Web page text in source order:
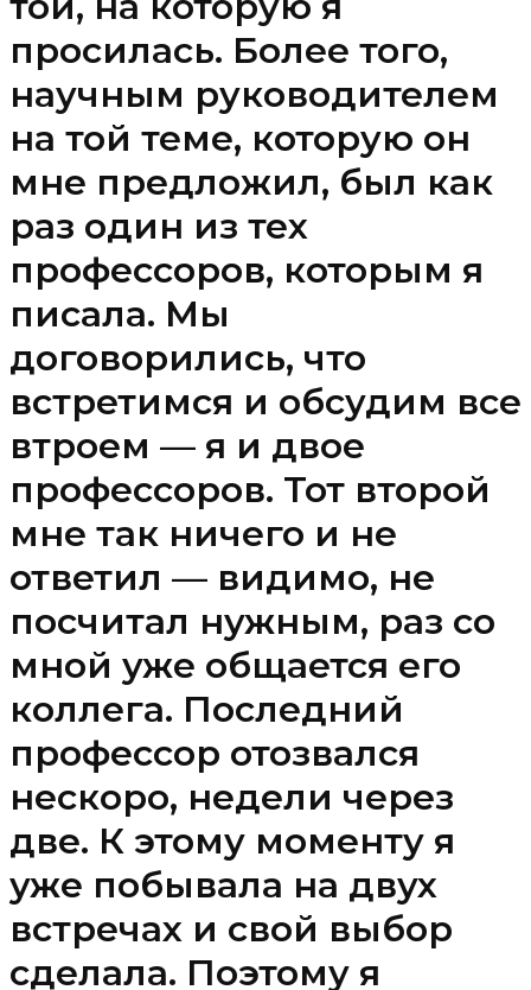
просилась. Более того,
научным руководителем
на той теме, которую он
мне предложил, был как
раз один из тех
профессоров, которым я
писала. Мы
договорились, что
встретимся и обсудим все
втроем — я и двое
профессоров. Тот второй
мне так ничего и не
ответил — видимо, не
посчитал нужным, раз со
мной уже общается его
коллега. Последний
профессор отозвался
нескоро, недели через
две. К этому моменту я
уже побывала на двух
встречах и свой выбор
сделала. Поэтому я